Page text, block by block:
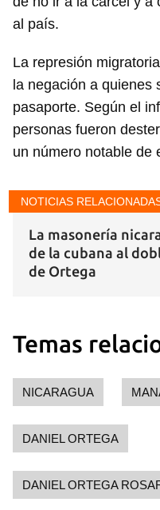
Para poder guardar
iniciar sesión con tu
INICIAR
al país.
La represión
la negación a quienes
pasaporte. Según el
personas fueron
un número notable de
NOTICIAS
La masonería
de la cubana al
de Ortega
Temas
NICARAGUA
DANIEL ORTEGA
DANIEL ORTEGA